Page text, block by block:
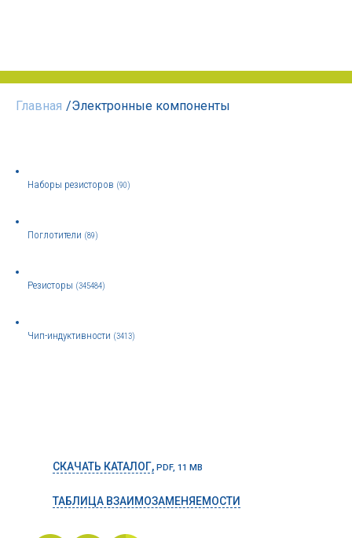
Главная /Электронные компоненты
Наборы резисторов (90)
Поглотители (89)
Резисторы (345484)
Чип-индуктивности (3413)
СКАЧАТЬ КАТАЛОГ, PDF, 11 MB
ТАБЛИЦА ВЗАИМОЗАМЕНЯЕМОСТИ